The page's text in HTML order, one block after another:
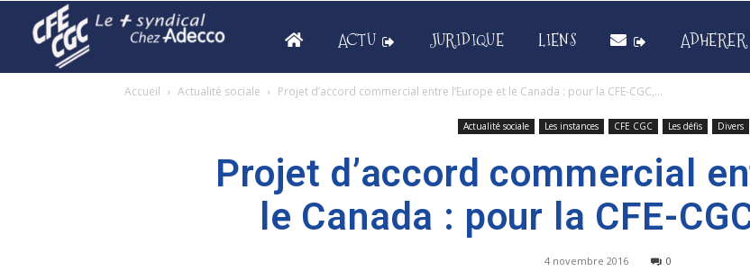
ACTU JURIDIQUE LIENS ADHERER
Accueil Actualité sociale Projet d’accord commercial entre l’Europe et le Canada : pour la CFE-CGC,...
Actualité sociale Les instances CFE CGC Les défis Divers
Projet d’accord commercial
le Canada : pour la CFE-
4 novembre 2016 0